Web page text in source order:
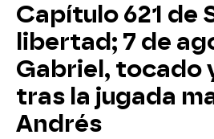
Capítulo 621 de
libertad; 7 de
Gabriel, tocado
tras la jugada
Andrés